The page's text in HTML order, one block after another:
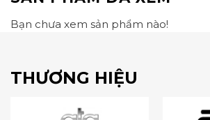
Bạn chưa xem sản phẩm nào!
THƯƠNG HIỆU